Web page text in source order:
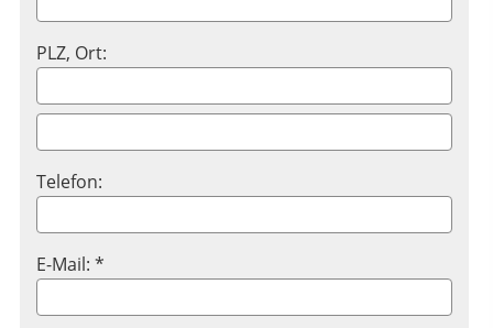
PLZ, Ort:
Telefon:
E-Mail: *